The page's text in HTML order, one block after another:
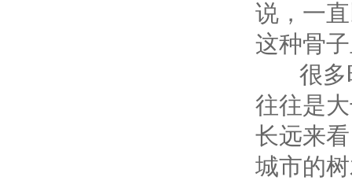
说，一
这种骨
很多时
往往是
长远来
城市的